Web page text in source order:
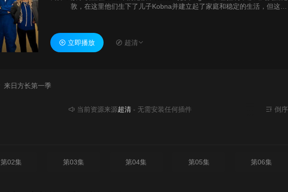
敦，在这里他们生下了儿子Kobna并建立起了家庭和稳定的生活，但这一
立即播放 超清
来日方长第一季
当前资源来源超清- 无需安装任何插件 倒序
第02集 第03集 第04集 第05集 第06集